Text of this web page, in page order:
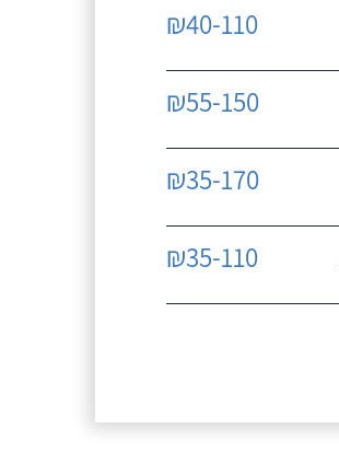
₪40-110
₪55-150
₪35-170
₪35-110